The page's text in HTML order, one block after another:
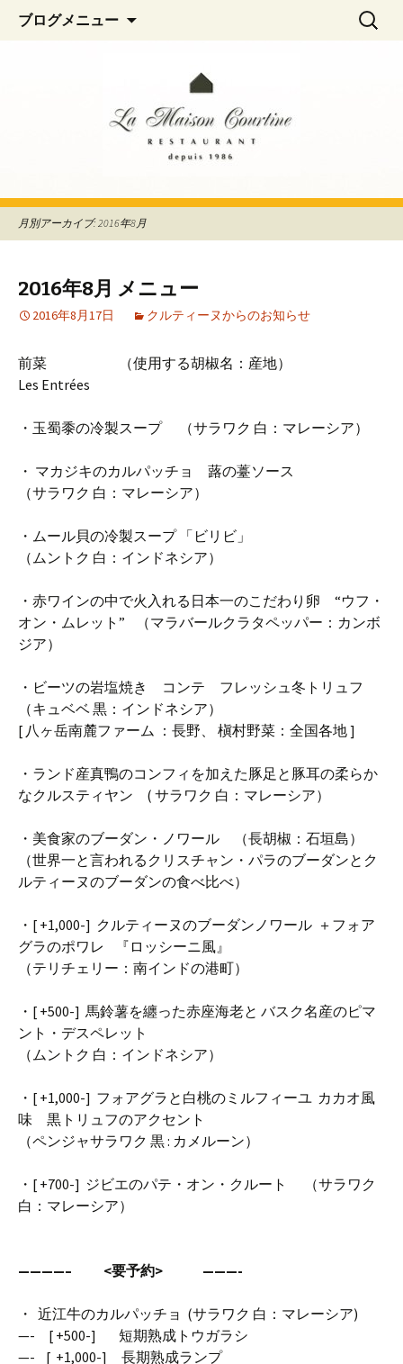
La Maison Courtine
阿佐ヶ谷、荻窪のフレンチレストラン
「La Maison Courtine（ラ・メゾン・クル
ブログメニュー
へ
移
検
月別アーカイブ: 2016年8月
2016年8月 メニュー
2016年8月17日 クルティーヌからのお知らせ
前菜 （使用する胡椒名：産地）
Les Entrées
・玉蜀黍の冷製スープ （サラワク 白：マレーシア）
・ マカジキのカルパッチョ 蕗の薹ソース
（サラワク 白：マレーシア）
・ムール貝の冷製スープ 「ビリビ」
（ムントク 白：インドネシア）
・赤ワインの中で火入れる日本一のこだわり卵 “ウフ・
オン・ムレット” （マラバールクラタペッパー：カンボ
ジア）
・ビーツの岩塩焼き コンテ フレッシュ冬トリュフ
（キュベベ 黒：インドネシア）
[ 八ヶ岳南麓ファーム ：長野、 槇村野菜：全国各地 ]
・ランド産真鴨のコンフィを加えた豚足と豚耳の柔らか
なクルスティヤン ( サラワク 白：マレーシア）
・美食家のブーダン・ノワール （長胡椒：石垣島）
（世界一と言われるクリスチャン・パラのブーダンとク
ルティーヌのブーダンの食べ比べ）
・[ +1,000-] クルティーヌのブーダンノワール ＋フォア
グラのポワレ 『ロッシーニ風』
（テリチェリー：南インドの港町）
・[ +500-] 馬鈴薯を纏った赤座海老と バスク名産のピマ
ント・デスペレット
（ムントク 白：インドネシア）
・[ +1,000-] フォアグラと白桃のミルフィーユ カカオ風
味 黒トリュフのアクセント
（ペンジャサラワク 黒 : カメルーン）
・[ +700-] ジビエのパテ・オン・クルート （サラワク
白：マレーシア）
————– <要予約> ———-
・ 近江牛のカルパッチョ (サラワク 白：マレーシア)
—- [ +500-] 短期熟成トウガラシ
—- [ +1,000-] 長期熟成ランプ